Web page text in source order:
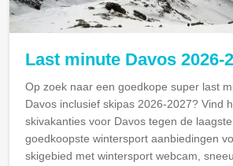
Last minute Davos 2026-
Op zoek naar een goedkope super last
Davos inclusief skipas 2026-2027? Vind
skivakanties voor Davos tegen de
goedkoopste wintersport aanbiedingen
skigebied met wintersport webcam,